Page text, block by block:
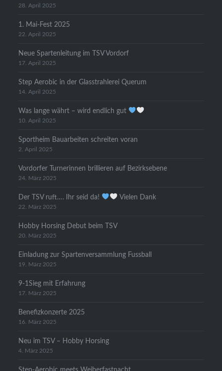
28. April 2025
1. Mai-Fest 2025
22. April 2025
Neue Spartenleitung im TSV Vordorf
17. April 2025
Step Aerobic in der Glasstrahlerei Querum
14. April 2025
Was lange währt – wird endlich gut
10. April 2025
Sportheim Bauarbeiten schreiten voran
2. April 2025
Vordorfer Turnerinnen brillieren auf Bezirksebene
24. März 2025
Der TSV ruft…. Ihr seid da! Vielen Dank
22. März 2025
Hobby Horsing Debut beim TSV
20. März 2025
Einladung zur Spartenversammlung Fussball
19. März 2025
9-1Sieg mit Erfahrung
17. März 2025
Benefizkonzerte 2025
16. März 2025
Neu im TSV – Hobby Horsing
4. März 2025